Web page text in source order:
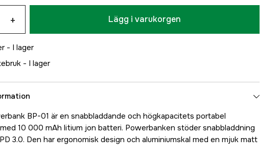
+ Lägg i varukorgen
- I lager
- I lager
BP-01 är en snabbladdande och högkapacitets portabel
10 000 mAh litium jon batteri. Powerbanken stöder snabbladdning
3.0. Den har ergonomisk design och aluminiumskal med en mjuk matt